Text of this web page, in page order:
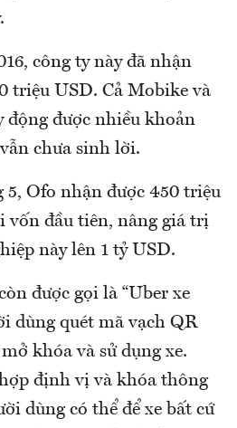
công ty này đã nhận
triệu USD. Cả Mobike và
động được nhiều khoản
chưa sinh lời.
5, Ofo nhận được 450 triệu
vốn đầu tiên, nâng giá trị
này lên 1 tỷ USD.
được gọi là “Uber xe
dùng quét mã vạch QR
khóa và sử dụng xe.
định vị và khóa thông
dùng có thể để xe bất cứ